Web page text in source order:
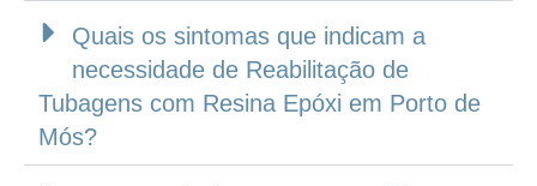
Quais os sintomas que indicam a
necessidade de Reabilitação de
Tubagens com Resina Epóxi em Porto de
Mós?